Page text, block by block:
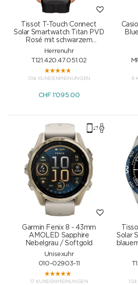
Tissot T-Touch Connect
Solar Smartwatch Titan PVD
Rosé mit schwarzem
Kautschukarmband
Herrenuhr
T121.420.47.051.02
104 KUNDENMEINUNGEN
CHF1'095.00
9
Garmin Fenix 8 - 43mm
AMOLED Sapphire
Nebelgrau / Softgold
Unisexuhr
010-02903-11
17 KUNDENMEINUNGEN
Solar
104